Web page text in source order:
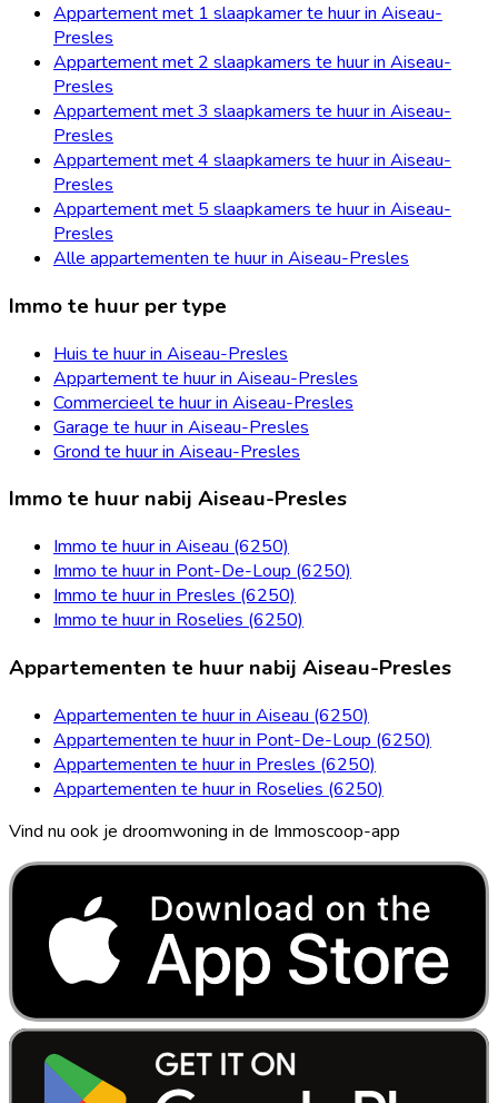
Appartement met 1 slaapkamer te huur in Aiseau-
Presles
Appartement met 2 slaapkamers te huur in Aiseau-
Presles
Appartement met 3 slaapkamers te huur in Aiseau-
Presles
Appartement met 4 slaapkamers te huur in Aiseau-
Presles
Appartement met 5 slaapkamers te huur in Aiseau-
Presles
Alle appartementen te huur in Aiseau-Presles
Immo te huur per type
Huis te huur in Aiseau-Presles
Appartement te huur in Aiseau-Presles
Commercieel te huur in Aiseau-Presles
Garage te huur in Aiseau-Presles
Grond te huur in Aiseau-Presles
Immo te huur nabij Aiseau-Presles
Immo te huur in Aiseau (6250)
Immo te huur in Pont-De-Loup (6250)
Immo te huur in Presles (6250)
Immo te huur in Roselies (6250)
Appartementen te huur nabij Aiseau-Presles
Appartementen te huur in Aiseau (6250)
Appartementen te huur in Pont-De-Loup (6250)
Appartementen te huur in Presles (6250)
Appartementen te huur in Roselies (6250)
Vind nu ook je droomwoning in de Immoscoop-app